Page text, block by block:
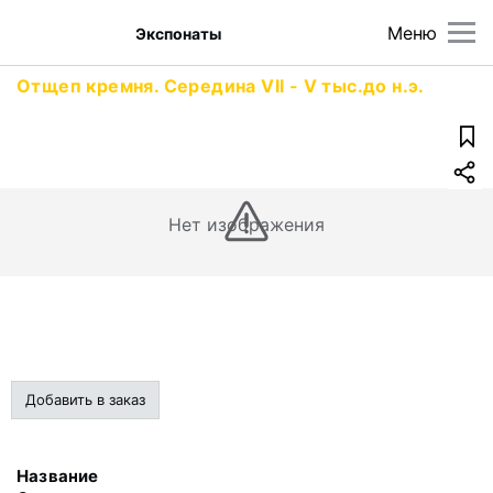
Меню
Экспонаты
Отщеп кремня. Середина VII - V тыс.до н.э.
Нет изображения
Добавить в заказ
Название